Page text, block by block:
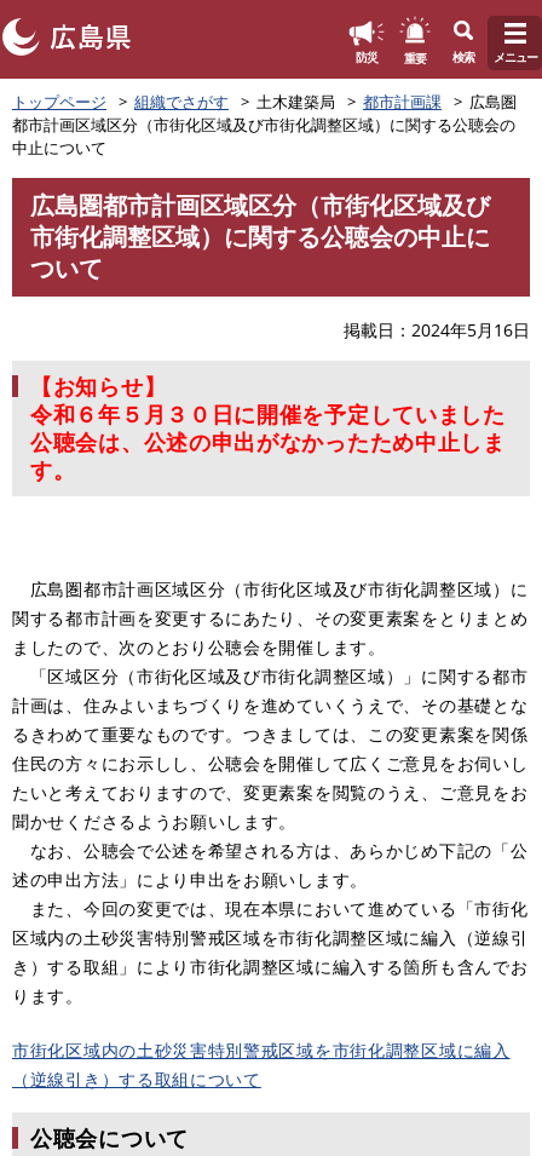
ペ
ー
ジ
防災 重要 検索 メニュー
トップページ 組織でさがす 土木建築局 都市計画課
広島圏
都市計画区域区分（市街化区域及び市街化調整区域）に関する公聴会の
中止について
広島圏都市計画区域区分（市街化区域及び
市街化調整区域）に関する公聴会の中止に
ついて
掲載日 2024年5月16日
【お知らせ】
令和６年５月３０日に開催を予定していました
公聴会は、公述の申出がなかったため中止しま
す。
広島圏都市計画区域区分（市街化区域及び市街化調整区域）に
関する都市計画を変更するにあたり、その変更素案をとりまとめ
ましたので、次のとおり公聴会を開催します。
「区域区分（市街化区域及び市街化調整区域）」に関する都市
計画は、住みよいまちづくりを進めていくうえで、その基礎とな
るきわめて重要なものです。つきましては、この変更素案を関係
住民の方々にお示しし、公聴会を開催して広くご意見をお伺いし
たいと考えておりますので、変更素案を閲覧のうえ、ご意見をお
聞かせくださるようお願いします。
なお、公聴会で公述を希望される方は、あらかじめ下記の「公
述の申出方法」により申出をお願いします。
また、今回の変更では、現在本県において進めている「市街化
区域内の土砂災害特別警戒区域を市街化調整区域に編入（逆線引
き）する取組」により市街化調整区域に編入する箇所も含んでお
ります。
市街化区域内の土砂災害特別警戒区域を市街化調整区域に編入
（逆線引き）する取組について
公聴会について